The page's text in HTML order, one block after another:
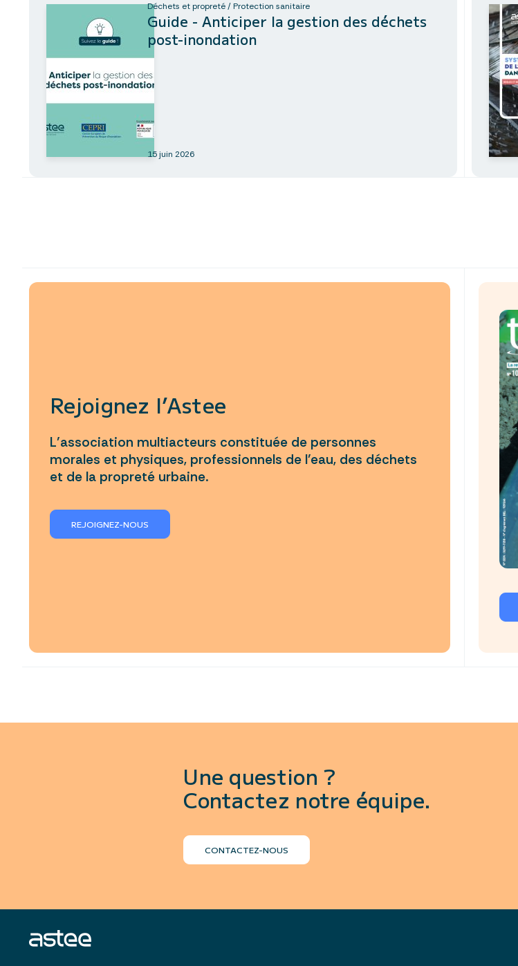
Déchets et propreté / Protection sanitaire
Guide - Anticiper la gestion des déchets
post-inondation
15 juin 2026
Rejoignez l’Astee
L’association multiacteurs constituée de personnes
morales et physiques, professionnels de l’eau, des déchets
et de la propreté urbaine.
REJOIGNEZ-NOUS
Une question ?
Contactez notre équipe.
CONTACTEZ-NOUS